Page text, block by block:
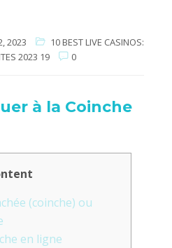
2023
10 BEST LIVE CASINOS:
2023 19
0
à la Coinche
(coinche) ou
en ligne